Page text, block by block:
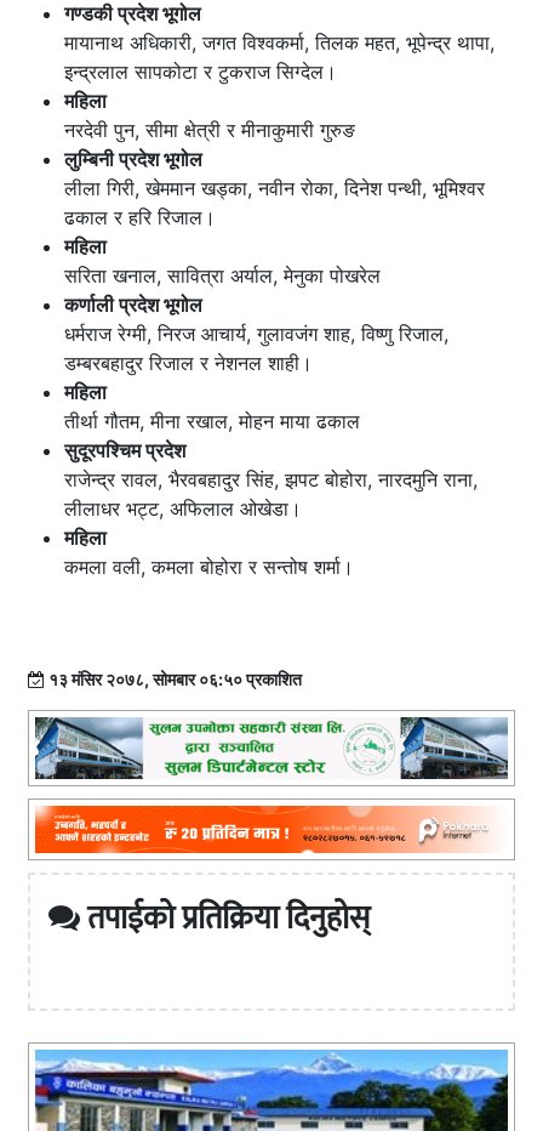
गण्डकी प्रदेश भूगोल
मायानाथ अधिकारी, जगत विश्वकर्मा, तिलक महत, भूपेन्द्र थापा,
इन्द्रलाल सापकोटा र टुकराज सिग्देल।
महिला
नरदेवी पुन, सीमा क्षेत्री र मीनाकुमारी गुरुङ
लुम्बिनी प्रदेश भूगोल
लीला गिरी, खेममान खड्का, नवीन रोका, दिनेश पन्थी, भूमिश्वर
ढकाल र हरि रिजाल।
महिला
सरिता खनाल, सावित्रा अर्याल, मेनुका पोखरेल
कर्णाली प्रदेश भूगोल
धर्मराज रेग्मी, निरज आचार्य, गुलावजंग शाह, विष्णु रिजाल,
डम्बरबहादुर रिजाल र नेशनल शाही।
महिला
तीर्था गौतम, मीना रखाल, मोहन माया ढकाल
सुदूरपश्चिम प्रदेश
राजेन्द्र रावल, भैरवबहादुर सिंह, झपट बोहोरा, नारदमुनि राना,
लीलाधर भट्ट, अफिलाल ओखेडा।
महिला
कमला वली, कमला बोहोरा र सन्तोष शर्मा।
१३ मंसिर २०७८, सोमबार ०६:५० प्रकाशित
तपाईको प्रतिक्रिया दिनुहोस्